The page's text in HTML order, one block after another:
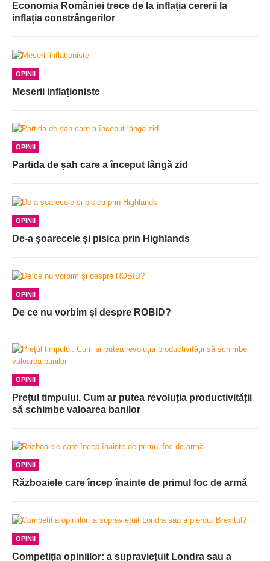
Economia României trece de la inflația cererii la
inflația constrângerilor
OPINII
Meserii inflaționiste
OPINII
Partida de șah care a început lângă zid
OPINII
De-a șoarecele și pisica prin Highlands
OPINII
De ce nu vorbim și despre ROBID?
OPINII
Prețul timpului. Cum ar putea revoluția productivității
să schimbe valoarea banilor
OPINII
Războaiele care încep înainte de primul foc de armă
OPINII
Competiția opiniilor: a supraviețuit Londra sau a